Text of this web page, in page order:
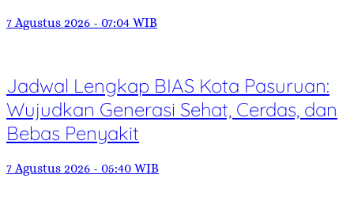
7 Agustus 2026 - 07:04 WIB
Jadwal Lengkap BIAS Kota Pasuruan:
Wujudkan Generasi Sehat, Cerdas, dan
Bebas Penyakit
7 Agustus 2026 - 05:40 WIB